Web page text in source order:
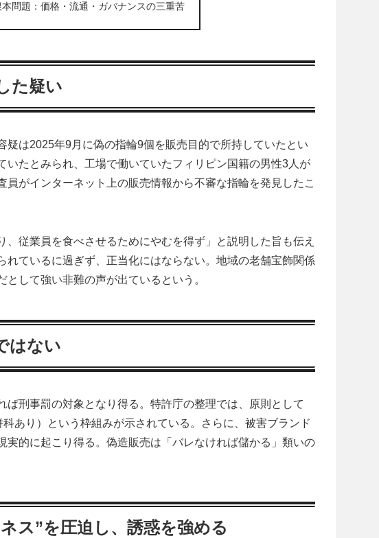
問題：価格・流通・ガバナンスの三重苦
た疑い
は2025年9月に偽の指輪9個を販売目的で所持していたとい
いたとみられ、工場で働いていたフィリピン国籍の男性3人が
がインターネット上の販売情報から不審な指輪を発見したこ
従業員を食べさせるためにやむを得ず」と説明した旨も伝え
れているに過ぎず、正当化にはならない。地域の老舗宝飾関係
して強い非難の声が出ているという。
はない
刑事罰の対象となり得る。特許庁の整理では、原則として
あり）という枠組みが示されている。さらに、被害ブランド
的に起こり得る。偽造販売は「バレなければ儲かる」類いの
ス”を圧迫し、誘惑を強める